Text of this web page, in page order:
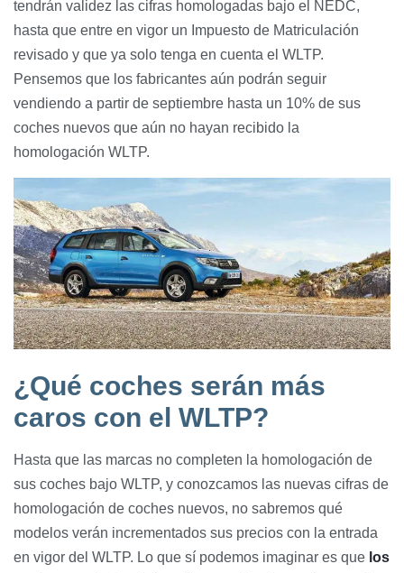
tendrán validez las cifras homologadas bajo el NEDC,
hasta que entre en vigor un Impuesto de Matriculación
revisado y que ya solo tenga en cuenta el WLTP.
Pensemos que los fabricantes aún podrán seguir
vendiendo a partir de septiembre hasta un 10% de sus
coches nuevos que aún no hayan recibido la
homologación WLTP.
¿Qué coches serán más
caros con el WLTP?
Hasta que las marcas no completen la homologación de
sus coches bajo WLTP, y conozcamos las nuevas cifras de
homologación de coches nuevos, no sabremos qué
modelos verán incrementados sus precios con la entrada
en vigor del WLTP. Lo que sí podemos imaginar es que los